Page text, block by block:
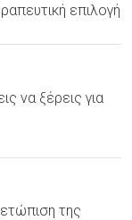
επιλογή
να ξέρεις για
της